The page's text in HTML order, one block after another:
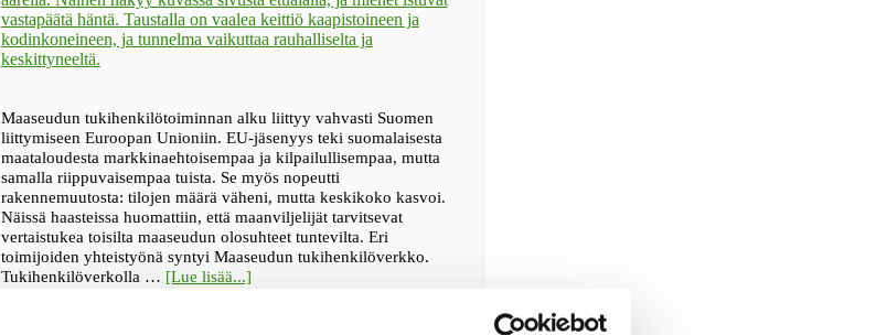
Maaseudun tukihenkilötoiminnan alku liittyy vahvasti Suomen
liittymiseen Euroopan Unioniin. EU-jäsenyys teki suomalaisesta
maataloudesta markkinaehtoisempaa ja kilpailullisempaa, mutta
samalla riippuvaisempaa tuista. Se myös nopeutti
rakennemuutosta: tilojen määrä väheni, mutta keskikoko kasvoi.
Näissä haasteissa huomattiin, että maanviljelijät tarvitsevat
vertaistukea toisilta maaseudun olosuhteet tuntevilta. Eri
toimijoiden yhteistyönä syntyi Maaseudun tukihenkilöverkko.
Tukihenkilöverkolla … [Lue lisää...]tietoaIhmiseltä